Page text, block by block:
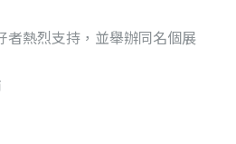
者熱烈支持，並舉辦同名個展